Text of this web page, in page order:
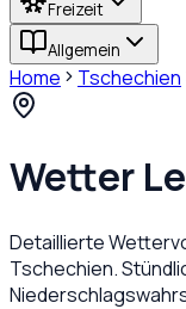
Freizeit
Allgemein
Home Tschechien
Wetter
Detaillierte
Tschechien.